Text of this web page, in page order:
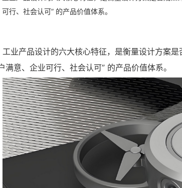
可行、社会认可” 的产品价值体系。
工业产品设计的六大核心特征，是衡量设计方案
满意、企业可行、社会认可” 的产品价值体系。